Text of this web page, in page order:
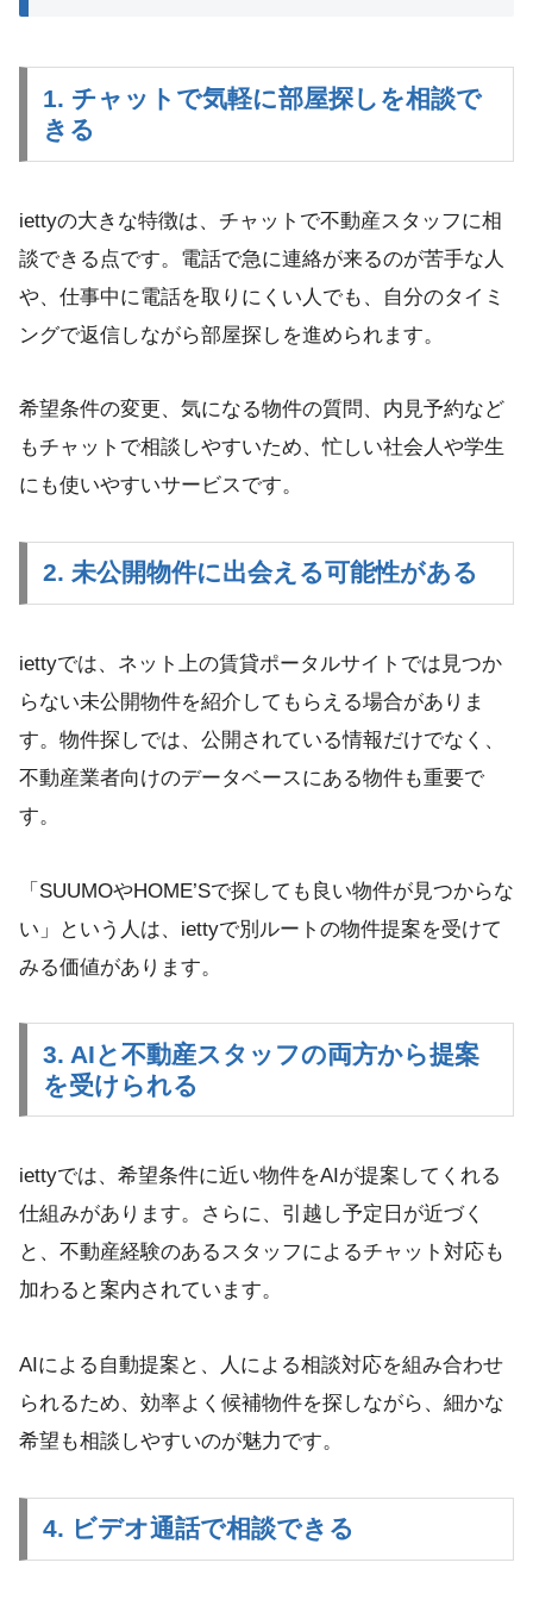
1. チャットで気軽に部屋探しを相談で
きる
iettyの大きな特徴は、チャットで不動産スタッフに相
談できる点です。電話で急に連絡が来るのが苦手な人
や、仕事中に電話を取りにくい人でも、自分のタイミ
ングで返信しながら部屋探しを進められます。
希望条件の変更、気になる物件の質問、内見予約など
もチャットで相談しやすいため、忙しい社会人や学生
にも使いやすいサービスです。
2. 未公開物件に出会える可能性がある
iettyでは、ネット上の賃貸ポータルサイトでは見つか
らない未公開物件を紹介してもらえる場合がありま
す。物件探しでは、公開されている情報だけでなく、
不動産業者向けのデータベースにある物件も重要で
す。
「SUUMOやHOME’Sで探しても良い物件が見つからな
い」という人は、iettyで別ルートの物件提案を受けて
みる価値があります。
3. AIと不動産スタッフの両方から提案
を受けられる
iettyでは、希望条件に近い物件をAIが提案してくれる
仕組みがあります。さらに、引越し予定日が近づく
と、不動産経験のあるスタッフによるチャット対応も
加わると案内されています。
AIによる自動提案と、人による相談対応を組み合わせ
られるため、効率よく候補物件を探しながら、細かな
希望も相談しやすいのが魅力です。
4. ビデオ通話で相談できる